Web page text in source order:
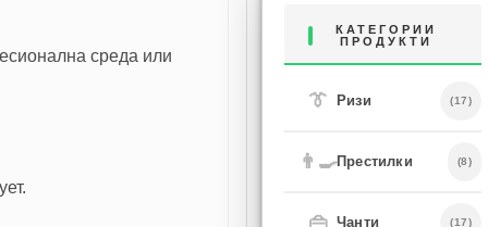
среда или
КАТЕГОРИИ
ПРОДУКТИ
👔 Ризи (17)
👨‍🍳Престилки (8)
Чанти (17)